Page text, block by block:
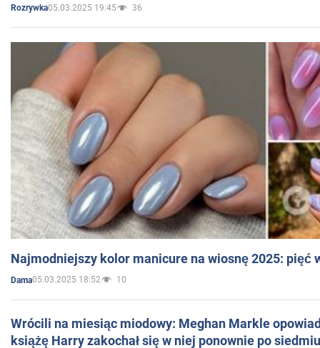
Rozrywka05.03.2025 19:45 36
Najmodniejszy kolor manicure na wiosnę 2025: pięć
Dama05.03.2025 18:52 10
Wrócili na miesiąc miodowy: Meghan Markle
książę Harry zakochał się w niej ponownie po